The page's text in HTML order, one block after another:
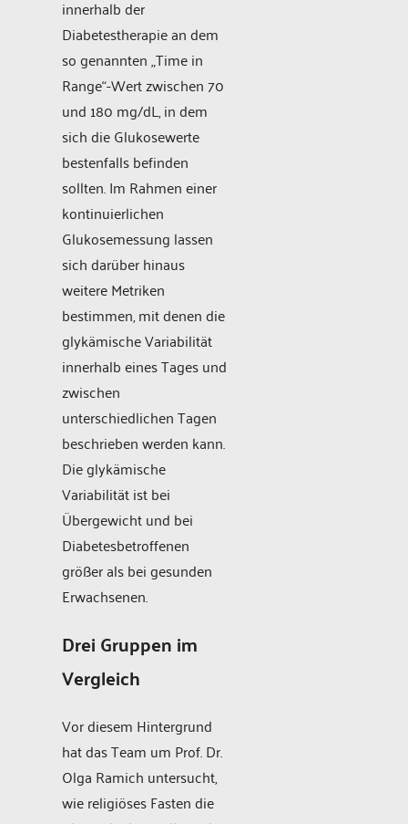
innerhalb der
Diabetestherapie an dem
so genannten „Time in
Range“-Wert zwischen 70
und 180 mg/dL, in dem
sich die Glukosewerte
bestenfalls befinden
sollten. Im Rahmen einer
kontinuierlichen
Glukosemessung lassen
sich darüber hinaus
weitere Metriken
bestimmen, mit denen die
glykämische Variabilität
innerhalb eines Tages und
zwischen
unterschiedlichen Tagen
beschrieben werden kann.
Die glykämische
Variabilität ist bei
Übergewicht und bei
Diabetesbetroffenen
größer als bei gesunden
Erwachsenen.
Drei Gruppen im
Vergleich
Vor diesem Hintergrund
hat das Team um Prof. Dr.
Olga Ramich untersucht,
wie religiöses Fasten die